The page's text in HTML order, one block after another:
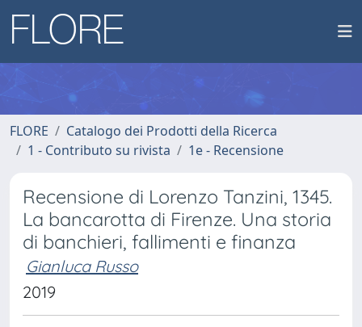
FLORE
Catalogo dei Prodotti della Ricerca
1 - Contributo su rivista
1e - Recensione
Recensione di Lorenzo Tanzini, 1345.
La bancarotta di Firenze. Una storia
di banchieri, fallimenti e finanza
Gianluca Russo
2019